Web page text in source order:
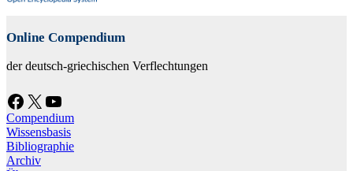
Online Compendium
der deutsch-griechischen Verflechtungen
Facebook X YouTube
Compendium
Wissensbasis
Bibliographie
Archiv